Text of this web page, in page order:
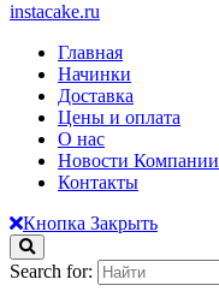
instacake.ru
Главная
Начинки
Доставка
Цены и оплата
О нас
Новости Компании
Контакты
Кнопка Закрыть
Search for: